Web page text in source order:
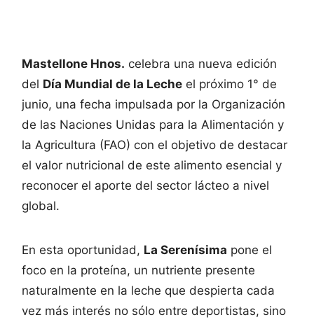
Mastellone Hnos. celebra una nueva edición
del Día Mundial de la Leche el próximo 1° de
junio, una fecha impulsada por la Organización
de las Naciones Unidas para la Alimentación y
la Agricultura (FAO) con el objetivo de destacar
el valor nutricional de este alimento esencial y
reconocer el aporte del sector lácteo a nivel
global.
En esta oportunidad, La Serenísima pone el
foco en la proteína, un nutriente presente
naturalmente en la leche que despierta cada
vez más interés no sólo entre deportistas, sino